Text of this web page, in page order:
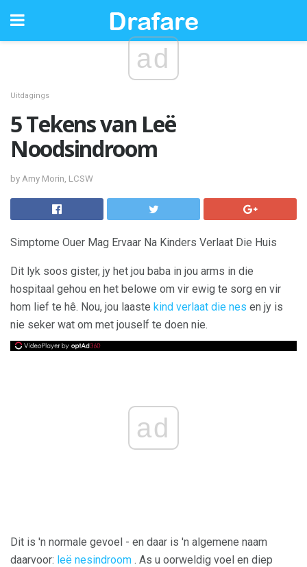
ad
Uitdagings
5 Tekens van Leë
Noodsindroom
by Amy Morin, LCSW
Simptome Ouer Mag Ervaar Na Kinders Verlaat Die Huis
Dit lyk soos gister, jy het jou baba in jou arms in die
hospitaal gehou en het belowe om vir ewig te sorg en vir
hom lief te hê. Nou, jou laaste kind verlaat die nes en jy is
nie seker wat om met jouself te doen nie.
ad
Dit is 'n normale gevoel - en daar is 'n algemene naam
daarvoor: leë nesindroom . As u oorweldig voel en diep